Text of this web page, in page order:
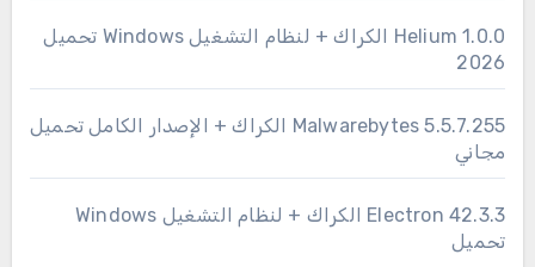
1.0.0 Helium الكراك + لنظام التشغيل Windows تحميل
2026
Malwarebytes 5.5.7.255 الكراك + الإصدار الكامل تحميل
مجاني
Electron 42.3.3 الكراك + لنظام التشغيل Windows
تحميل